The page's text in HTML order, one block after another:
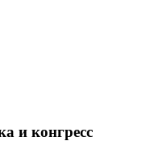
и конгресс